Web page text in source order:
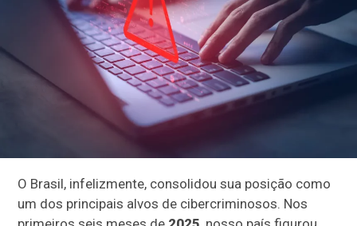
O Brasil, infelizmente, consolidou sua posição como
um dos principais alvos de cibercriminosos. Nos